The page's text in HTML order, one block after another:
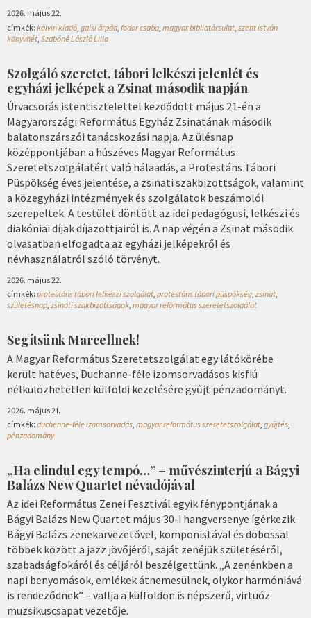
2026. május 22.
címkék: kálvin kiadó galsi árpád, fodor csaba magyar bibliatársulat szent istván
könyvhét Szabóné László Lilla
Szolgáló szeretet, tábori lelkészi jelenlét és
egyházi jelképek a Zsinat második napján
Úrvacsorás istentisztelettel kezdődött május 21-én a
Magyarországi Református Egyház Zsinatának második
balatonszárszói tanácskozási napja. Az ülésnap
középpontjában a húszéves Magyar Református
Szeretetszolgálatért való hálaadás, a Protestáns Tábori
Püspökség éves jelentése, a zsinati szakbizottságok, valamint
a közegyházi intézmények és szolgálatok beszámolói
szerepeltek. A testület döntött az idei pedagógusi, lelkészi és
diakóniai díjak díjazottjairól is. A nap végén a Zsinat második
olvasatban elfogadta az egyházi jelképekről és
névhasználatról szóló törvényt.
2026. május 22.
címkék: protestáns tábori lelkészi szolgálat, protestáns tábori püspökség, zsinat,
születésnap, zsinati szakbizottságok, magyar református szeretetszolgálat
Segítsünk Marcellnek!
A Magyar Református Szeretetszolgálat egy látókörébe
került hatéves, Duchanne-féle izomsorvadásos kisfiú
nélkülözhetetlen külföldi kezelésére gyűjt pénzadományt.
2026. május 21.
címkék: duchenne-féle izomsorvadás, magyar református szeretetszolgálat, gyűjtés,
pénzadomány
„Ha elindul egy tempó…” – művészinterjú a Bágyi
Balázs New Quartet névadójával
Az idei Református Zenei Fesztivál egyik fénypontjának a
Bágyi Balázs New Quartet május 30-i hangversenye ígérkezik.
Bágyi Balázs zenekarvezetővel, komponistával és dobossal
többek között a jazz jövőjéről, saját zenéjük születéséről,
szabadságfokáról és céljáról beszélgettünk. „A zenénkben a
napi benyomások, emlékek átnemesülnek, olykor harmóniává
is rendeződnek” – vallja a külföldön is népszerű, virtuóz
muzsikuscsapat vezetője.